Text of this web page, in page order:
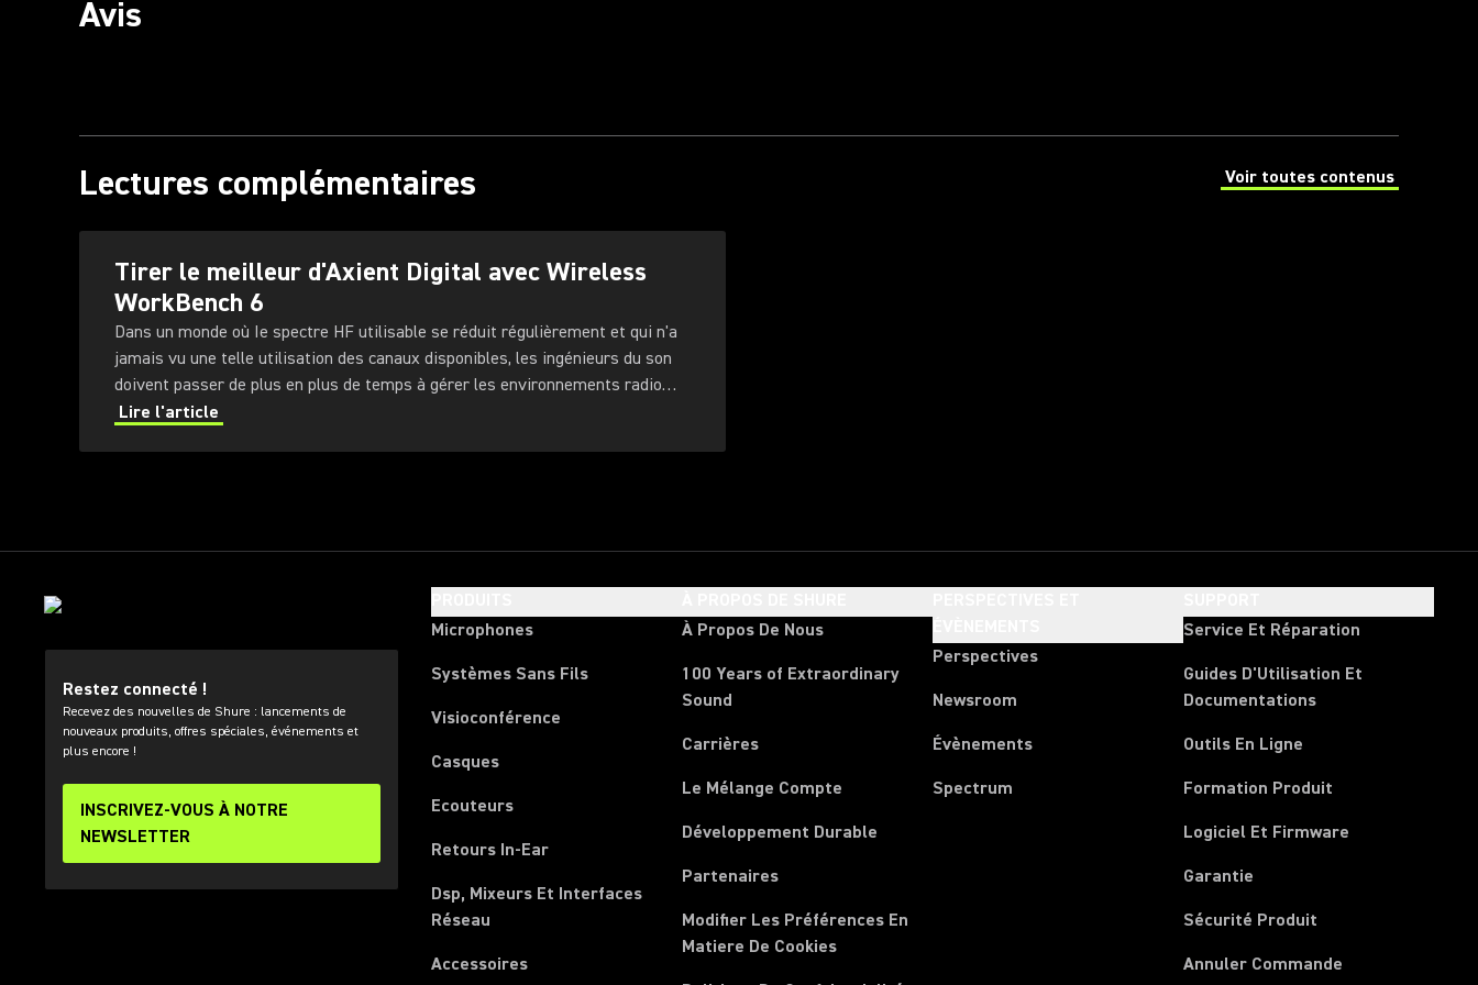
Avis
Lectures complémentaires Voir toutes contenus
(Opens in a new tab)
Tirer le meilleur d'Axient Digital avec Wireless
WorkBench 6
Dans un monde où Ie spectre HF utilisable se réduit régulièrement et qui n'a
jamais vu une telle utilisation des canaux disponibles, les ingénieurs du son
doivent passer de plus en plus de temps à gérer les environnements radio
fréquence (RF) dans lesquels ils évoluent.
Lire l'article
Restez connecté !
Recevez des nouvelles de Shure : lancements de
nouveaux produits, offres spéciales, événements et
plus encore !
INSCRIVEZ-VOUS À NOTRE
NEWSLETTER
Microphones
Systèmes Sans Fils
Visioconférence
Casques
Ecouteurs
Retours In-Ear
Dsp, Mixeurs Et Interfaces
Réseau
Accessoires
À Propos De Nous
100 Years of Extraordinary
Sound
Carrières
Le Mélange Compte
Développement Durable
Partenaires
Modifier Les Préférences En
Matiere De Cookies
Perspectives
Newsroom
Évènements
Spectrum
Service Et Réparation
Guides D'Utilisation Et
Documentations
Outils En Ligne
Formation Produit
Logiciel Et Firmware
Garantie
Sécurité Produit
Annuler Commande